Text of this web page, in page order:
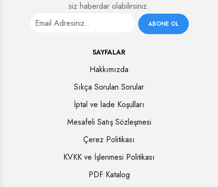
siz haberdar olabilirsiniz.
ABONE OL
SAYFALAR
Hakkımızda
Sıkça Sorulan Sorular
İptal ve İade Koşulları
Mesafeli Satış Sözleşmesi
Çerez Politikası
KVKK ve İşlenmesi Politikası
PDF Katalog